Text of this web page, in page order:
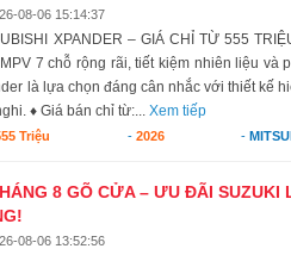
08-06 15:14:37
XPANDER – GIÁ CHỈ TỪ 555
7 chỗ rộng rãi, tiết kiệm nhiên liệu và
là lựa chọn đáng cân nhắc với thiết kế
♦ Giá bán chỉ từ:...Xem tiếp
Triệu - 2026 -
8 GÕ CỬA – ƯU ĐÃI SUZUKI
08-06 13:52:56